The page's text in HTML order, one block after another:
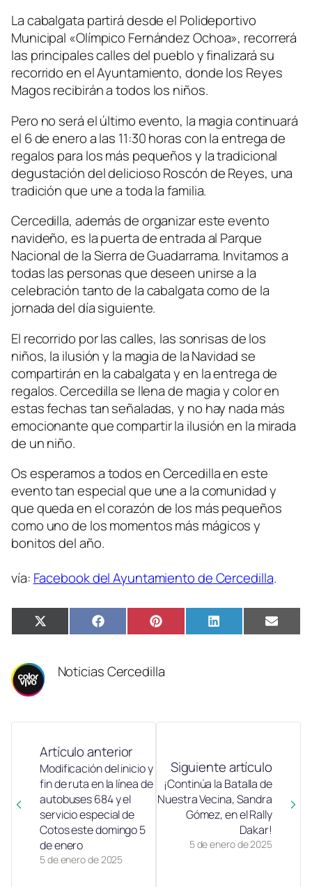
La cabalgata partirá desde el Polideportivo
Municipal «Olímpico Fernández Ochoa», recorrerá
las principales calles del pueblo y finalizará su
recorrido en el Ayuntamiento, donde los Reyes
Magos recibirán a todos los niños.
Pero no será el último evento, la magia continuará
el 6 de enero a las 11:30 horas con la entrega de
regalos para los más pequeños y la tradicional
degustación del delicioso Roscón de Reyes, una
tradición que une a toda la familia.
Cercedilla, además de organizar este evento
navideño, es la puerta de entrada al Parque
Nacional de la Sierra de Guadarrama. Invitamos a
todas las personas que deseen unirse a la
celebración tanto de la cabalgata como de la
jornada del día siguiente.
El recorrido por las calles, las sonrisas de los
niños, la ilusión y la magia de la Navidad se
compartirán en la cabalgata y en la entrega de
regalos. Cercedilla se llena de magia y color en
estas fechas tan señaladas, y no hay nada más
emocionante que compartir la ilusión en la mirada
de un niño.
Os esperamos a todos en Cercedilla en este
evento tan especial que une a la comunidad y
que queda en el corazón de los más pequeños
como uno de los momentos más mágicos y
bonitos del año.
vía: Facebook del Ayuntamiento de Cercedilla.
Compartir
en
X
(Twitter)
Compartir
en
FacebookCompartir
en
PinterestCompartir
en
LinkedIn
en
Email
Noticias Cercedilla
Artículo anterior
5 de enero de 2025
Modificación del inicio y
fin de ruta en la línea de
autobuses 684 y el
servicio especial de
Cotos este domingo 5
de enero
Siguiente artículo
5 de enero de 2025
¡Continúa la Batalla de
Nuestra Vecina, Sandra
Gómez, en el Rally
Dakar!